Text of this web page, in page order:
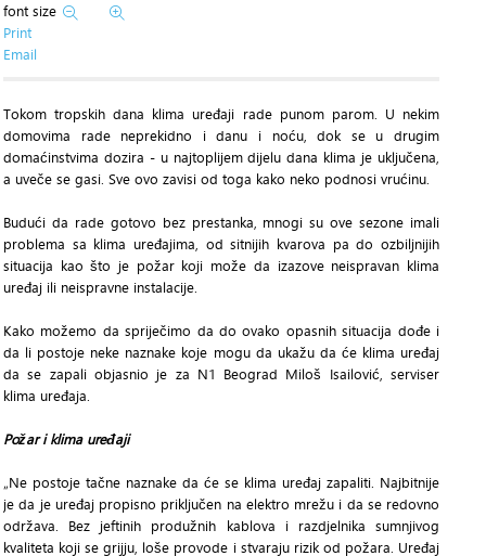
font size
Print
Email
Tokom tropskih dana klima uređaji rade punom parom. U nekim
domovima rade neprekidno i danu i noću, dok se u drugim
domaćinstvima dozira - u najtoplijem dijelu dana klima je uključena,
a uveče se gasi. Sve ovo zavisi od toga kako neko podnosi vrućinu.
Budući da rade gotovo bez prestanka, mnogi su ove sezone imali
problema sa klima uređajima, od sitnijih kvarova pa do ozbiljnijih
situacija kao što je požar koji može da izazove neispravan klima
uređaj ili neispravne instalacije.
Kako možemo da spriječimo da do ovako opasnih situacija dođe i
da li postoje neke naznake koje mogu da ukažu da će klima uređaj
da se zapali objasnio je za N1 Beograd Miloš Isailović, serviser
klima uređaja.
Požar i klima uređaji
„Ne postoje tačne naznake da će se klima uređaj zapaliti. Najbitnije
je da je uređaj propisno priključen na elektro mrežu i da se redovno
održava. Bez jeftinih produžnih kablova i razdjelnika sumnjivog
kvaliteta koji se grijju, loše provode i stvaraju rizik od požara. Uređaj